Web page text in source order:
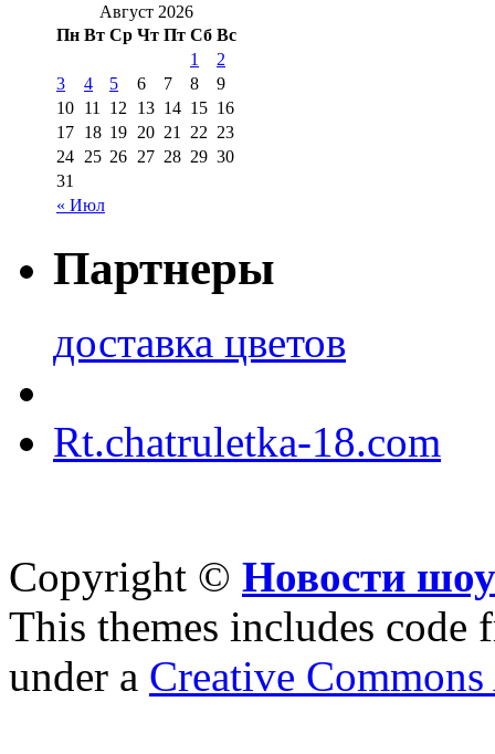
Август 2026
Пн Вт Ср Чт Пт Сб Вс
« Июл
1
2
3
4 5 6 7 8
9
10 11 12 13 14 15 16
17 18 19 20 21 22 23
24 25 26 27 28 29 30
31
Партнеры
доставка цветов
Rt.chatruletka-18.com
Copyright © Новости
This themes includes code
under a Creative